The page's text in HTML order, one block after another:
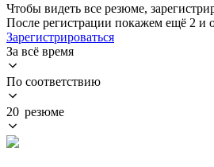
Чтобы видеть все резюме,
После регистрации покажем ещё 2 и
Зарегистрироваться
За всё время
По соответствию
20 резюме